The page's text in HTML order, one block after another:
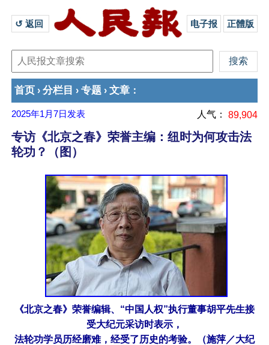
↺ 返回 电子报 正體版
首页 › 分栏目 › 专题 › 文章 ：
2025年1月7日 发表 人气： 89,904
专访《北京之春》荣誉主编：纽时为何攻击法
轮功？（图）
《北京之春》荣誉编辑、“中国人权”执行董事胡平先生接
受大纪元采访时表示，
法轮功学员历经磨难，经受了历史的考验。（施萍／大纪